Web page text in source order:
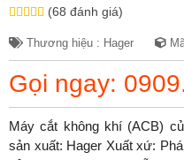
(68 đánh giá)
Thương hiệu : Hager
Gọi ngay:
Máy cắt không khí (ACB)
sản xuất: Hager Xuất xứ: